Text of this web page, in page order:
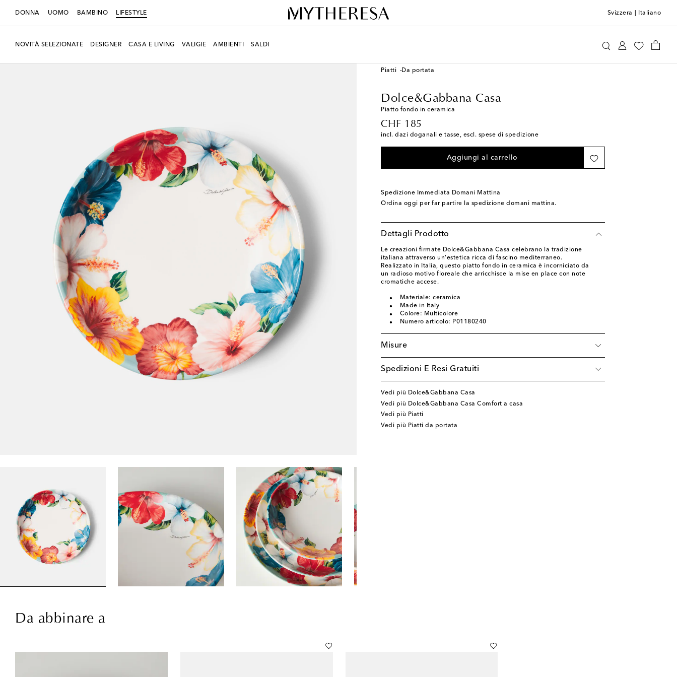
DONNA UOMO BAMBINO LIFESTYLE Svizzera Italiano
NOVITÀ SELEZIONATE DESIGNER CASA E LIVING VALIGIE AMBIENTI SALDI
Piatti
Da portata
Dolce&Gabbana Casa
Piatto fondo in ceramica
CHF 185
original price
incl. dazi doganali e tasse, escl. spese di spedizione
Aggiungi al carrello
Spedizione Immediata Domani Mattina
Ordina oggi per far partire la spedizione domani mattina.
Dettagli Prodotto
Le creazioni firmate Dolce&Gabbana Casa celebrano la tradizione
italiana attraverso un'estetica ricca di fascino mediterraneo.
Realizzato in Italia, questo piatto fondo in ceramica è incorniciato da
un radioso motivo floreale che arricchisce la mise en place con note
cromatiche accese.
Materiale: ceramica
Made in Italy
Colore: Multicolore
Numero articolo: P01180240
Misure
Spedizioni E Resi Gratuiti
Vedi più Dolce&Gabbana Casa
Vedi più Dolce&Gabbana Casa Comfort a casa
Vedi più Piatti
Vedi più Piatti da portata
Da abbinare a